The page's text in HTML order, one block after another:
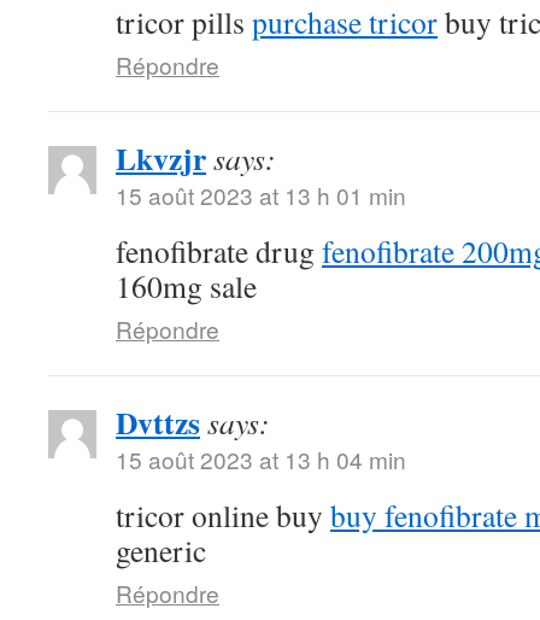
tricor pills purchase tricorbuy
Répondre
Lkvzjrsays:
15 août 2023 at 13 h 01 min
fenofibrate drug fenofibrate
160mg sale
Répondre
Dvttzssays:
15 août 2023 at 13 h 04 min
tricor online buy buy fenofibrate
generic
Répondre